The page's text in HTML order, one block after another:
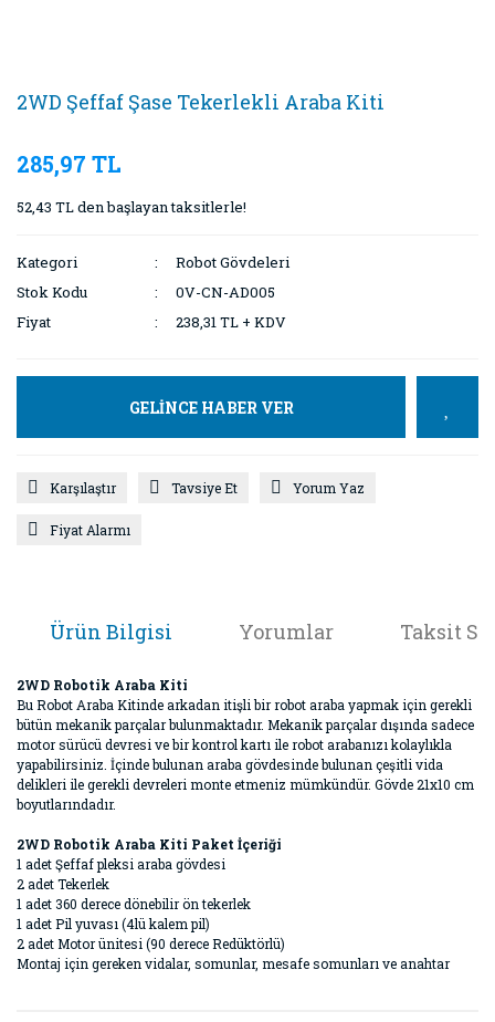
2WD Şeffaf Şase Tekerlekli Araba Kiti
285,97 TL
52,43 TL den başlayan taksitlerle!
Kategori
Robot Gövdeleri
Stok Kodu
0V-CN-AD005
Fiyat
238,31 TL + KDV
GELİNCE HABER VER
Karşılaştır Tavsiye Et Yorum Yaz
Fiyat Alarmı
Ürün Bilgisi Yorumlar Taksit
2WD Robotik Araba Kiti
Bu Robot Araba Kitinde arkadan itişli bir robot araba yapmak için gerekli
bütün mekanik parçalar bulunmaktadır. Mekanik parçalar dışında sadece
motor sürücü devresi ve bir kontrol kartı ile robot arabanızı kolaylıkla
yapabilirsiniz. İçinde bulunan araba gövdesinde bulunan çeşitli vida
delikleri ile gerekli devreleri monte etmeniz mümkündür. Gövde 21x10 cm
boyutlarındadır.
2WD Robotik Araba Kiti Paket İçeriği
1 adet Şeffaf pleksi araba gövdesi
2 adet Tekerlek
1 adet 360 derece dönebilir ön tekerlek
1 adet Pil yuvası (4lü kalem pil)
2 adet Motor ünitesi (90 derece Redüktörlü)
Montaj için gereken vidalar, somunlar, mesafe somunları ve anahtar